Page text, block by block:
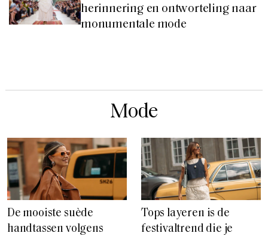
herinnering en ontworteling naar
monumentale mode
Mode
De mooiste suède
handtassen volgens
Tops layeren is de
festivaltrend die je